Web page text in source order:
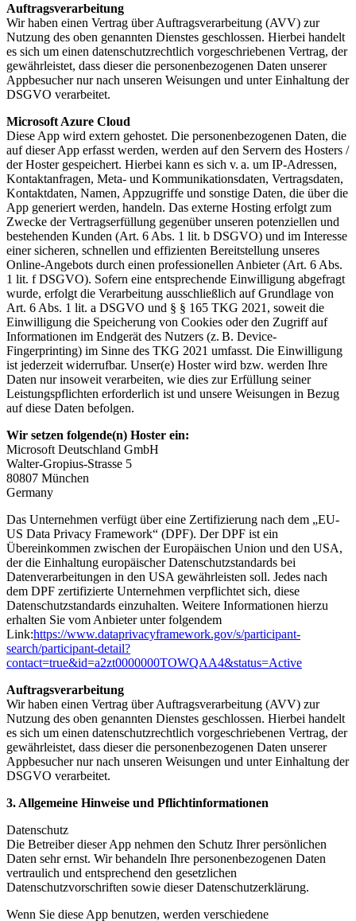
Auftragsverarbeitung
Wir haben einen Vertrag über Auftragsverarbeitung (AVV) zur
Nutzung des oben genannten Dienstes geschlossen. Hierbei handelt
es sich um einen datenschutzrechtlich vorgeschriebenen Vertrag, der
gewährleistet, dass dieser die personenbezogenen Daten unserer
Appbesucher nur nach unseren Weisungen und unter Einhaltung der
DSGVO verarbeitet.
Microsoft Azure Cloud
Diese App wird extern gehostet. Die personenbezogenen Daten, die
auf dieser App erfasst werden, werden auf den Servern des Hosters /
der Hoster gespeichert. Hierbei kann es sich v. a. um IP-Adressen,
Kontaktanfragen, Meta- und Kommunikationsdaten, Vertragsdaten,
Kontaktdaten, Namen, Appzugriffe und sonstige Daten, die über die
App generiert werden, handeln. Das externe Hosting erfolgt zum
Zwecke der Vertragserfüllung gegenüber unseren potenziellen und
bestehenden Kunden (Art. 6 Abs. 1 lit. b DSGVO) und im Interesse
einer sicheren, schnellen und effizienten Bereitstellung unseres
Online-Angebots durch einen professionellen Anbieter (Art. 6 Abs.
1 lit. f DSGVO). Sofern eine entsprechende Einwilligung abgefragt
wurde, erfolgt die Verarbeitung ausschließlich auf Grundlage von
Art. 6 Abs. 1 lit. a DSGVO und § § 165 TKG 2021, soweit die
Einwilligung die Speicherung von Cookies oder den Zugriff auf
Informationen im Endgerät des Nutzers (z. B. Device-
Fingerprinting) im Sinne des TKG 2021 umfasst. Die Einwilligung
ist jederzeit widerrufbar. Unser(e) Hoster wird bzw. werden Ihre
Daten nur insoweit verarbeiten, wie dies zur Erfüllung seiner
Leistungspflichten erforderlich ist und unsere Weisungen in Bezug
auf diese Daten befolgen.
Wir setzen folgende(n) Hoster ein:
Microsoft Deutschland GmbH
Walter-Gropius-Strasse 5
80807 München
Germany
Das Unternehmen verfügt über eine Zertifizierung nach dem „EU-
US Data Privacy Framework“ (DPF). Der DPF ist ein
Übereinkommen zwischen der Europäischen Union und den USA,
der die Einhaltung europäischer Datenschutzstandards bei
Datenverarbeitungen in den USA gewährleisten soll. Jedes nach
dem DPF zertifizierte Unternehmen verpflichtet sich, diese
Datenschutzstandards einzuhalten. Weitere Informationen hierzu
erhalten Sie vom Anbieter unter folgendem
Link:https://www.dataprivacyframework.gov/s/participant-
search/participant-detail?
contact=true&id=a2zt0000000TOWQAA4&status=Active
Auftragsverarbeitung
Wir haben einen Vertrag über Auftragsverarbeitung (AVV) zur
Nutzung des oben genannten Dienstes geschlossen. Hierbei handelt
es sich um einen datenschutzrechtlich vorgeschriebenen Vertrag, der
gewährleistet, dass dieser die personenbezogenen Daten unserer
Appbesucher nur nach unseren Weisungen und unter Einhaltung der
DSGVO verarbeitet.
3. Allgemeine Hinweise und Pflichtinformationen
Datenschutz
Die Betreiber dieser App nehmen den Schutz Ihrer persönlichen
Daten sehr ernst. Wir behandeln Ihre personenbezogenen Daten
vertraulich und entsprechend den gesetzlichen
Datenschutzvorschriften sowie dieser Datenschutzerklärung.
Wenn Sie diese App benutzen, werden verschiedene